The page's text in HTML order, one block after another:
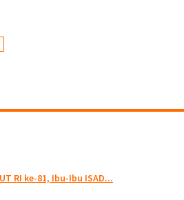
RI ke-81, Ibu-Ibu ISAD...